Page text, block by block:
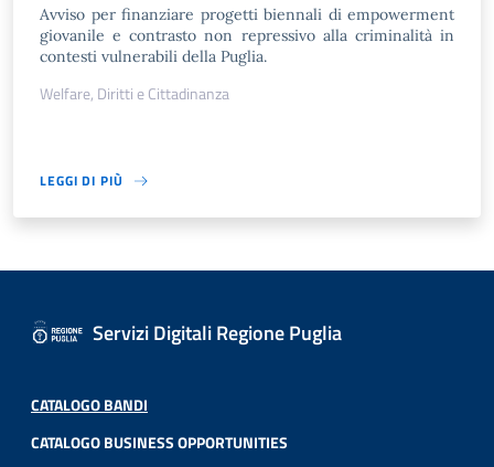
Avviso per finanziare progetti biennali di empowerment
giovanile e contrasto non repressivo alla criminalità in
contesti vulnerabili della Puglia.
Welfare, Diritti e Cittadinanza
LEGGI DI PIÙ
Servizi Digitali Regione Puglia
CATALOGO BANDI
CATALOGO BUSINESS OPPORTUNITIES